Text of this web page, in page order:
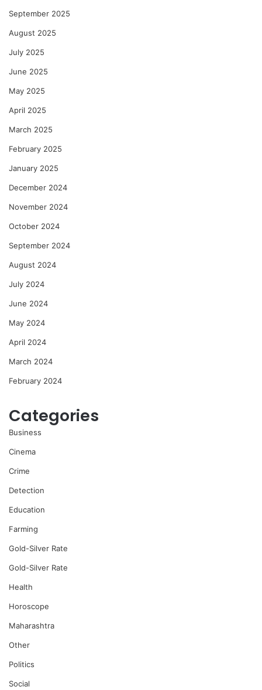
September 2025
August 2025
July 2025
June 2025
May 2025
April 2025
March 2025
February 2025
January 2025
December 2024
November 2024
October 2024
September 2024
August 2024
July 2024
June 2024
May 2024
April 2024
March 2024
February 2024
Categories
Business
Cinema
Crime
Detection
Education
Farming
Gold-Silver Rate
Gold-Silver Rate
Health
Horoscope
Maharashtra
Other
Politics
Social